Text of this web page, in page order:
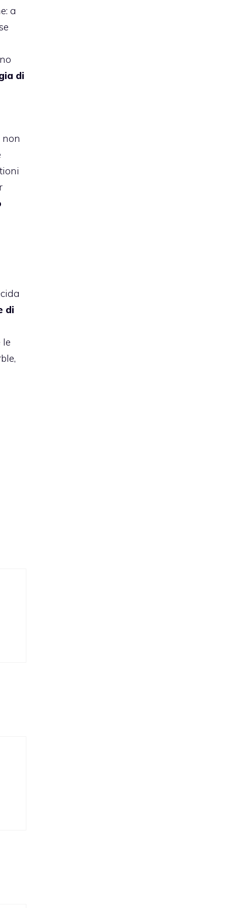
a
di
non
di
le